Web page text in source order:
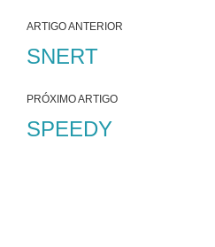
ARTIGO ANTERIOR
SNERT
PRÓXIMO ARTIGO
SPEEDY